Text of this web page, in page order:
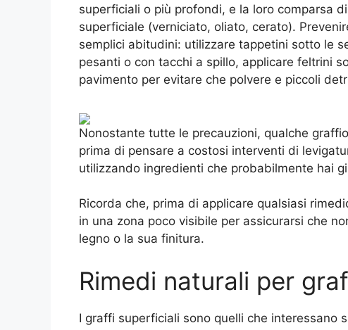
superficiali o più profondi, e la loro comparsa
superficiale (verniciato, oliato, cerato).
semplici abitudini: utilizzare tappetini sotto le
pesanti o con tacchi a spillo, applicare feltrini
pavimento per evitare che polvere e piccoli
Nonostante tutte le precauzioni, qualche
prima di pensare a costosi interventi di
utilizzando ingredienti che probabilmente hai
Ricorda che, prima di applicare qualsiasi
in una zona poco visibile per assicurarsi che
legno o la sua finitura.
Rimedi naturali per
I graffi superficiali sono quelli che interessano